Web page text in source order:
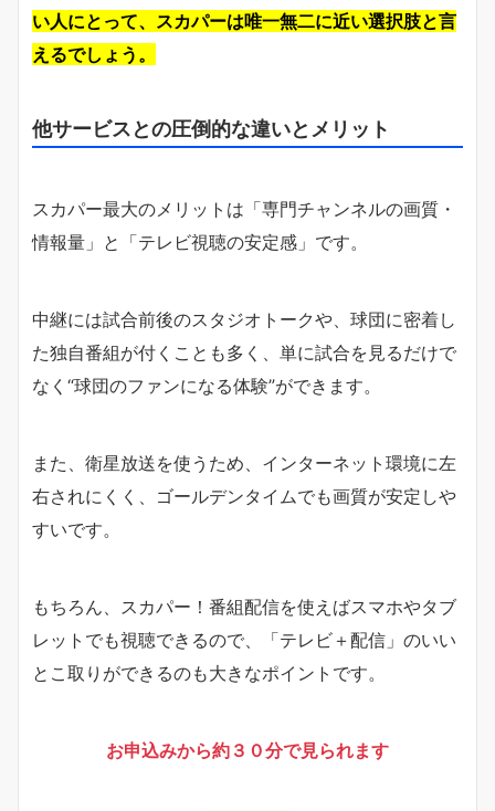
い人にとって、スカパーは唯一無二に近い選択肢と言
えるでしょう。
他サービスとの圧倒的な違いとメリット
スカパー最大のメリットは「専門チャンネルの画質・
情報量」と「テレビ視聴の安定感」です。
中継には試合前後のスタジオトークや、球団に密着し
た独自番組が付くことも多く、単に試合を見るだけで
なく“球団のファンになる体験”ができます。
また、衛星放送を使うため、インターネット環境に左
右されにくく、ゴールデンタイムでも画質が安定しや
すいです。
もちろん、スカパー！番組配信を使えばスマホやタブ
レットでも視聴できるので、「テレビ＋配信」のいい
とこ取りができるのも大きなポイントです。
お申込みから約３０分で見られます